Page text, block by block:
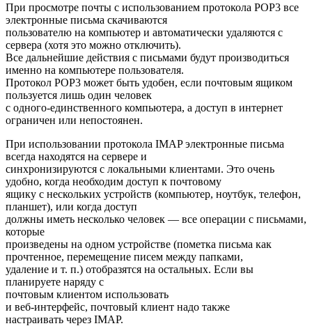
При просмотре почты с использованием протокола POP3 все
электронные письма скачиваются
пользователю на компьютер и автоматически удаляются с
сервера (хотя это можно отключить).
Все дальнейшие действия с письмами будут производиться
именно на компьютере пользователя.
Протокол POP3 может быть удобен, если почтовым ящиком
пользуется лишь один человек
с одного-единственного компьютера, а доступ в интернет
ограничен или непостоянен.
При использовании протокола IMAP электронные письма
всегда находятся на сервере и
синхронизируются с локальными клиентами. Это очень
удобно, когда необходим доступ к почтовому
ящику с нескольких устройств (компьютер, ноутбук, телефон,
планшет), или когда доступ
должны иметь несколько человек — все операции с письмами,
которые
произведены на одном устройстве (пометка письма как
прочтенное, перемещение писем между папками,
удаление и т. п.) отобразятся на остальных. Если вы
планируете наряду с
почтовым клиентом использовать
и веб-интерфейс, почтовый клиент надо также
настраивать через IMAP.